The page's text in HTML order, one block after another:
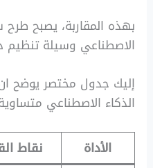
بهذه المقاربة، يصبح
الاصطناعي وسيلة تنظيم
إليك جدول مختصر يوضح
الذكاء الاصطناعي
الأداة نقاط